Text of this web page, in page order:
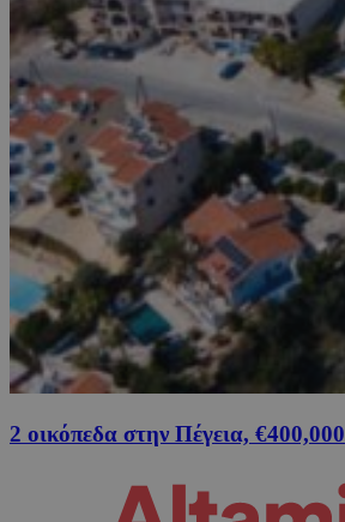
2 οικόπεδα στην Πέγεια, €400,000